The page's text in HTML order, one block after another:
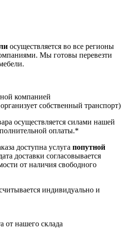
осуществляется во все регионы
Мы готовы перевезти
компанией
собственный транспорт)
осуществляется силами нашей
оплаты.*
доступна услуга попутной
доставки согласовывается
от наличия свободного
индивидуально и
от нашего склада